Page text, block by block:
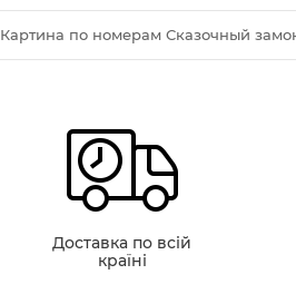
Картина по номерам Сказочный
Доставка по всій
країні